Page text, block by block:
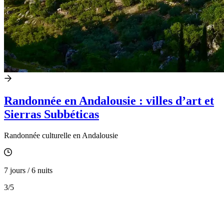
Randonnée en Andalousie : villes d’art et
Sierras Subbéticas
Randonnée culturelle en Andalousie
7 jours / 6 nuits
3/5